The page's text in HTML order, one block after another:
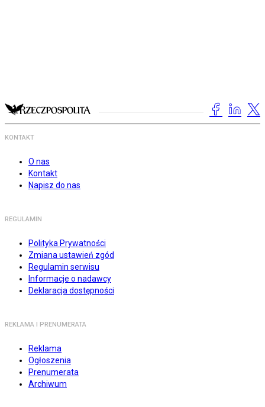
KONTAKT
O nas
Kontakt
Napisz do nas
REGULAMIN
Polityka Prywatności
Zmiana ustawień zgód
Regulamin serwisu
Informacje o nadawcy
Deklaracja dostępności
REKLAMA I PRENUMERATA
Reklama
Ogłoszenia
Prenumerata
Archiwum